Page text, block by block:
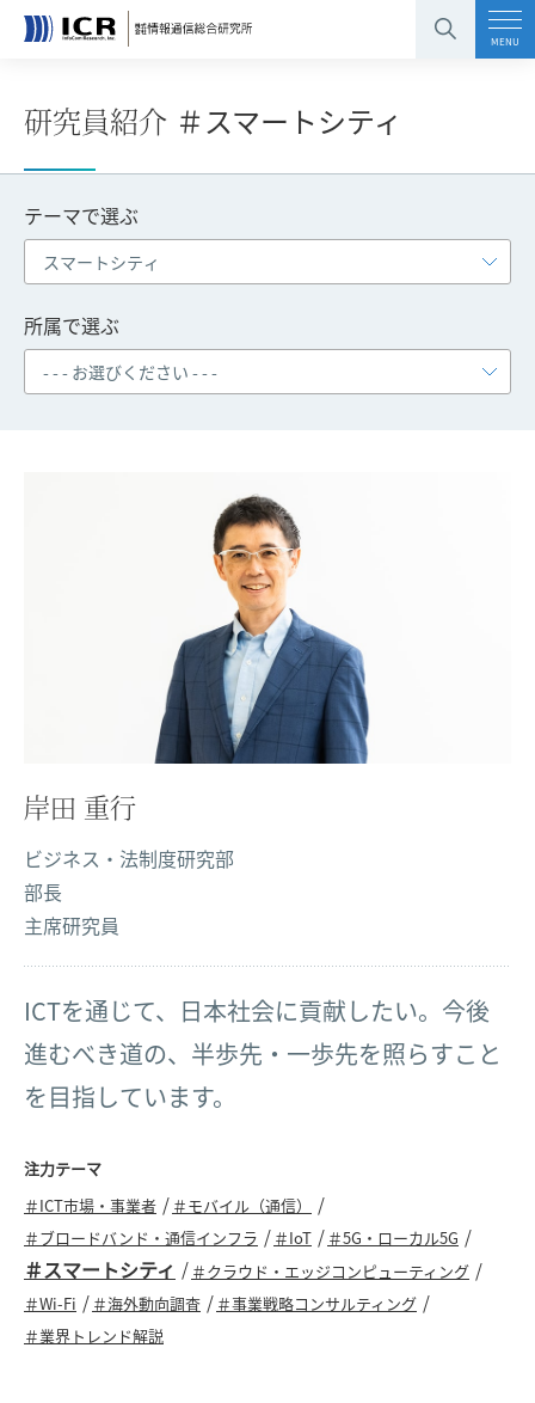
MENU
研究員紹介 ＃スマートシティ
テーマで選ぶ
所属で選ぶ
岸田 重行
ビジネス・法制度研究部
部長
主席研究員
ICTを通じて、日本社会に貢献したい。今後
進むべき道の、半歩先・一歩先を照らすこと
を目指しています。
注力テーマ
＃ICT市場・事業者
＃モバイル（通信）
＃ブロードバンド・通信インフラ
＃IoT ＃5G・ローカル5G
＃スマートシティ
＃クラウド・エッジコンピューティング
＃Wi-Fi
＃海外動向調査
＃事業戦略コンサルティング
＃業界トレンド解説